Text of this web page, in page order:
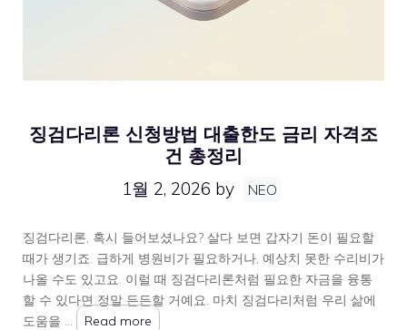
징검다리론 신청방법 대출한도 금리 자격조
건 총정리
1월 2, 2026 by NEO
징검다리론, 혹시 들어보셨나요? 살다 보면 갑자기 돈이 필요할
때가 생기죠. 급하게 병원비가 필요하거나, 예상치 못한 수리비가
나올 수도 있고요. 이럴 때 징검다리론처럼 필요한 자금을 융통
할 수 있다면 정말 든든할 거예요. 마치 징검다리처럼 우리 삶에
도움을 …
Read more